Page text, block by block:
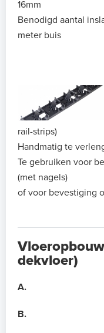
16mm
Benodigd aantal
meter buis
rail-strips)
Handmatig te
Te gebruiken voor
(met nagels)
of voor bevestiging
dekvloer)
A.
B.